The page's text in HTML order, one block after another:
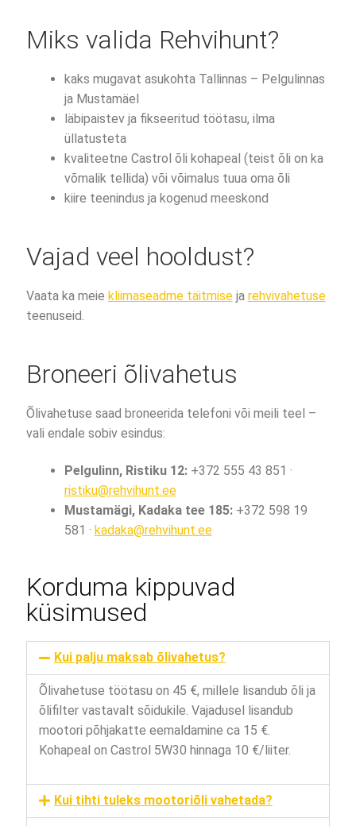
Miks valida Rehvihunt?
kaks mugavat asukohta Tallinnas – Pelgulinnas
ja Mustamäel
läbipaistev ja fikseeritud töötasu, ilma
üllatusteta
kvaliteetne Castrol õli kohapeal (teist õli on ka
võmalik tellida) või võimalus tuua oma õli
kiire teenindus ja kogenud meeskond
Vajad veel hooldust?
Vaata ka meie kliimaseadme täitmiseja rehvivahetuse
teenuseid.
Broneeri õlivahetus
Õlivahetuse saad broneerida telefoni või meili teel –
vali endale sobiv esindus:
Pelgulinn, Ristiku 12:+372 555 43 851 ·
ristiku@rehvihunt.ee
Mustamägi, Kadaka tee 185:+372 598 19
581 · kadaka@rehvihunt.ee
Korduma kippuvad
küsimused
Kui palju maksab õlivahetus?
Õlivahetuse töötasu on 45 €, millele lisandub õli ja
õlifilter vastavalt sõidukile. Vajadusel lisandub
mootori põhjakatte eemaldamine ca 15 €.
Kohapeal on Castrol 5W30 hinnaga 10 €/liiter.
Kui tihti tuleks mootoriõli vahetada?